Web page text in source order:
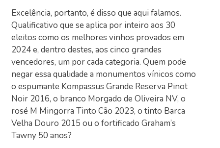
Excelência, portanto, é disso que aqui falamos.
Qualificativo que se aplica por inteiro aos 30
eleitos como os melhores vinhos provados em
2024 e, dentro destes, aos cinco grandes
vencedores, um por cada categoria. Quem pode
negar essa qualidade a monumentos vínicos como
o espumante Kompassus Grande Reserva Pinot
Noir 2016, o branco Morgado de Oliveira NV, o
rosé M Mingorra Tinto Cão 2023, o tinto Barca
Velha Douro 2015 ou o fortificado Graham’s
Tawny 50 anos?